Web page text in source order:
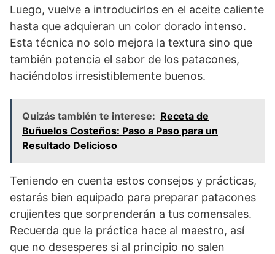
Luego, vuelve a introducirlos en el aceite caliente
hasta que adquieran un color dorado intenso.
Esta técnica no solo mejora la textura sino que
también potencia el sabor de los patacones,
haciéndolos irresistiblemente buenos.
Quizás también te interese: Receta de
Buñuelos Costeños: Paso a Paso para un
Resultado Delicioso
Teniendo en cuenta estos consejos y prácticas,
estarás bien equipado para preparar patacones
crujientes que sorprenderán a tus comensales.
Recuerda que la práctica hace al maestro, así
que no desesperes si al principio no salen